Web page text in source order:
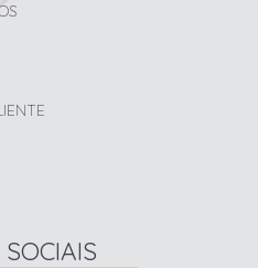
SOCIAIS